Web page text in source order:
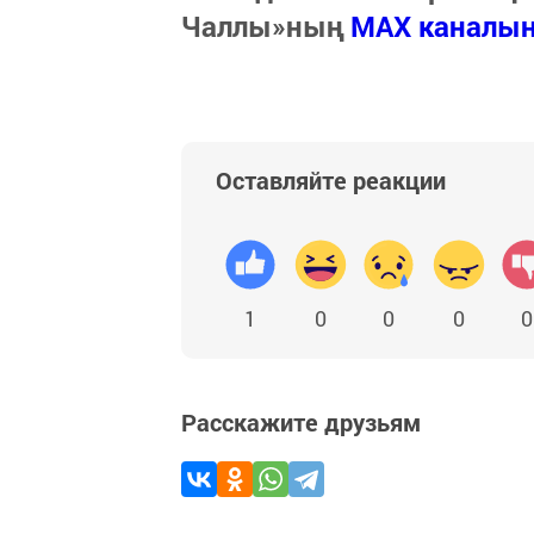
Чаллы»ныңMAX
Оставляйте реакции
1 0 0 0 0
Расскажите друзьям